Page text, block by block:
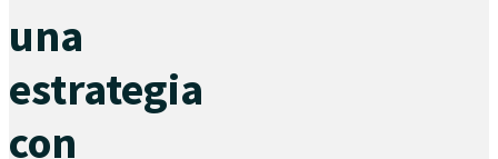
una
estrategia
con